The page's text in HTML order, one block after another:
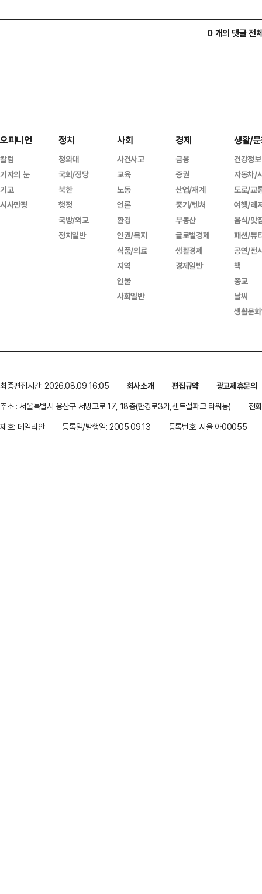
0 개의 댓글 전
오피니언
칼럼
기자의 눈
기고
시사만평
정치
청와대
국회/정당
북한
행정
국방/외교
정치일반
사회
사건사고
교육
노동
언론
환경
인권/복지
식품/의료
지역
인물
사회일반
경제
금융
증권
산업/재계
중기/벤처
부동산
글로벌경제
생활경제
경제일반
생활/
건강정보
자동차/
도로/교
여행/레
음식/맛
패션/뷰
공연/전
책
종교
날씨
생활문
최종편집시간: 2026.08.09 16:05 회사소개 편집규약
광고제휴문의
주소 : 서울특별시 용산구 서빙고로 17, 18층(한강로3가,센트럴파크 타워동)
전
제호: 데일리안
등록일/발행일: 2005.09.13 등록번호: 서울 아00055